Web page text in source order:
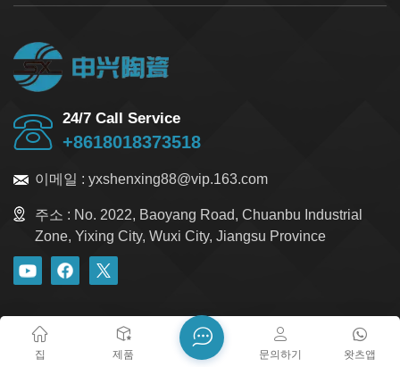
24/7 Call Service
+8618018373518
이메일 : yxshenxing88@vip.163.com
주소 : No. 2022, Baoyang Road, Chuanbu Industrial
Zone, Yixing City, Wuxi City, Jiangsu Province
Xml 개인정보 보호정책
사이트맵
저작권 @ 2026 Yixing Shenxing Technology Co., Ltd. 모든 권리
집 제품 왓츠앱
문의하기